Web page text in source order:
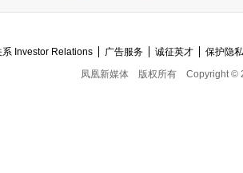
系 Investor Relations 广告服务 诚征英才
保护隐
凤凰新媒体
版权所有 Copyright ©